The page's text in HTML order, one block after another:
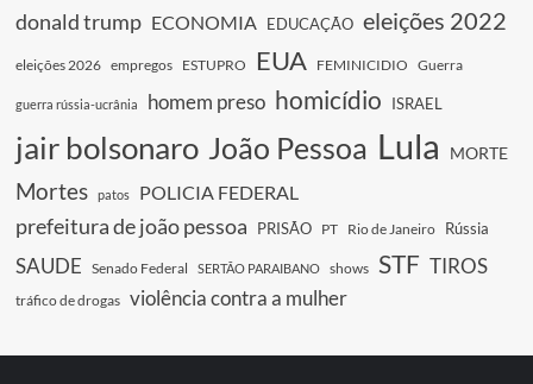
donald trump ECONOMIA EDUCAÇÃO eleições 2022
eleições 2026 empregos ESTUPRO EUA FEMINICIDIO Guerra
guerra rússia-ucrânia homem preso homicídio ISRAEL
jair bolsonaro João Pessoa Lula MORTE
Mortes patos POLICIA FEDERAL
prefeitura de joão pessoa PRISÃO PT Rio de Janeiro Rússia
SAUDE Senado Federal SERTÃO PARAIBANO shows STF TIROS
tráfico de drogas violência contra a mulher